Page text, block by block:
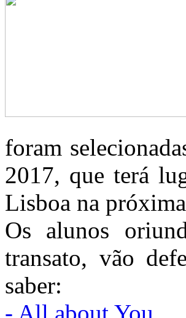
foram
2017, que terá
Lisboa na
Os alunos
transato, vão
saber: